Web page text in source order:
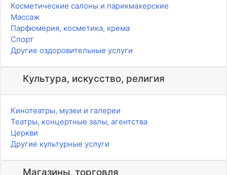
Косметические салоны и парикмахерские
Массаж
Парфюмерия, косметика, крема
Спорт
Другие оздоровительные услуги
Культура, искусство, религия
Кинотеатры, музеи и галереи
Театры, концертные залы, агентства
Церкви
Другие культурные услуги
Магазины, торговля